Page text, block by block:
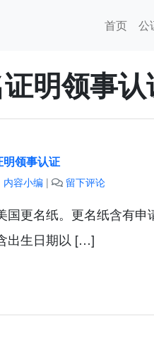
首页 公
明领事
领事认证
内容小编 | 留下评论
国更名纸。更名纸含有
出生日期以 […]